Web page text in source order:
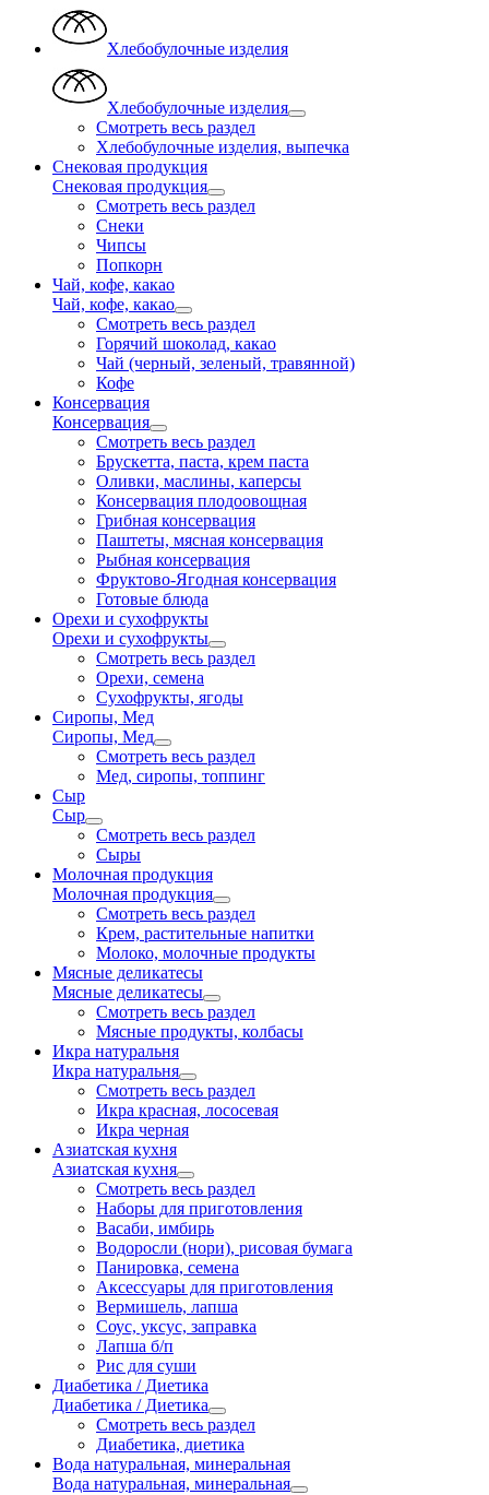
Хлебобулочные изделия
Хлебобулочные изделия
Смотреть весь раздел
Хлебобулочные изделия, выпечка
Снековая продукция
Снековая продукция
Смотреть весь раздел
Снеки
Чипсы
Попкорн
Чай, кофе, какао
Чай, кофе, какао
Смотреть весь раздел
Горячий шоколад, какао
Чай (черный, зеленый, травянной)
Кофе
Консервация
Консервация
Смотреть весь раздел
Брускетта, паста, крем паста
Оливки, маслины, каперсы
Консервация плодоовощная
Грибная консервация
Паштеты, мясная консервация
Рыбная консервация
Фруктово-Ягодная консервация
Готовые блюда
Орехи и сухофрукты
Орехи и сухофрукты
Смотреть весь раздел
Орехи, семена
Сухофрукты, ягоды
Сиропы, Мед
Сиропы, Мед
Смотреть весь раздел
Мед, сиропы, топпинг
Сыр
Сыр
Смотреть весь раздел
Сыры
Молочная продукция
Молочная продукция
Смотреть весь раздел
Крем, растительные напитки
Молоко, молочные продукты
Мясные деликатесы
Мясные деликатесы
Смотреть весь раздел
Мясные продукты, колбасы
Икра натуральня
Икра натуральня
Смотреть весь раздел
Икра красная, лососевая
Икра черная
Азиатская кухня
Азиатская кухня
Смотреть весь раздел
Наборы для приготовления
Васаби, имбирь
Водоросли (нори), рисовая бумага
Панировка, семена
Аксессуары для приготовления
Вермишель, лапша
Соус, уксус, заправка
Лапша б/п
Рис для суши
Диабетика / Диетика
Диабетика / Диетика
Смотреть весь раздел
Диабетика, диетика
Вода натуральная, минеральная
Вода натуральная, минеральная